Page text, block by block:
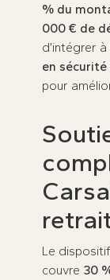
% du
000 € de
d’intégrer
en sécurité
pour
Le
couvre 30